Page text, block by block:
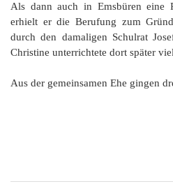
Als dann auch in Emsbüren eine
erhielt er die Berufung zum
durch den damaligen Schulrat
Christine unterrichtete dort später
Aus der gemeinsamen Ehe gingen